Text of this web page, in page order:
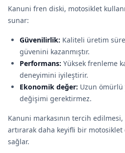
Kanuni fren diski, motosiklet
sunar:
Güvenilirlik: Kaliteli üretim
güvenini kazanmıştır.
Performans: Yüksek frenleme
deneyimini iyileştirir.
Ekonomik değer: Uzun ömürlü
değişimi gerektirmez.
Kanuni markasının tercih
artırarak daha keyifli bir motosiklet
sağlar.